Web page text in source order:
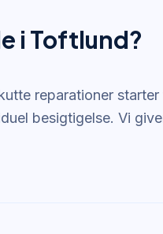
i Toftlund?
reparationer
besigtigelse. Vi